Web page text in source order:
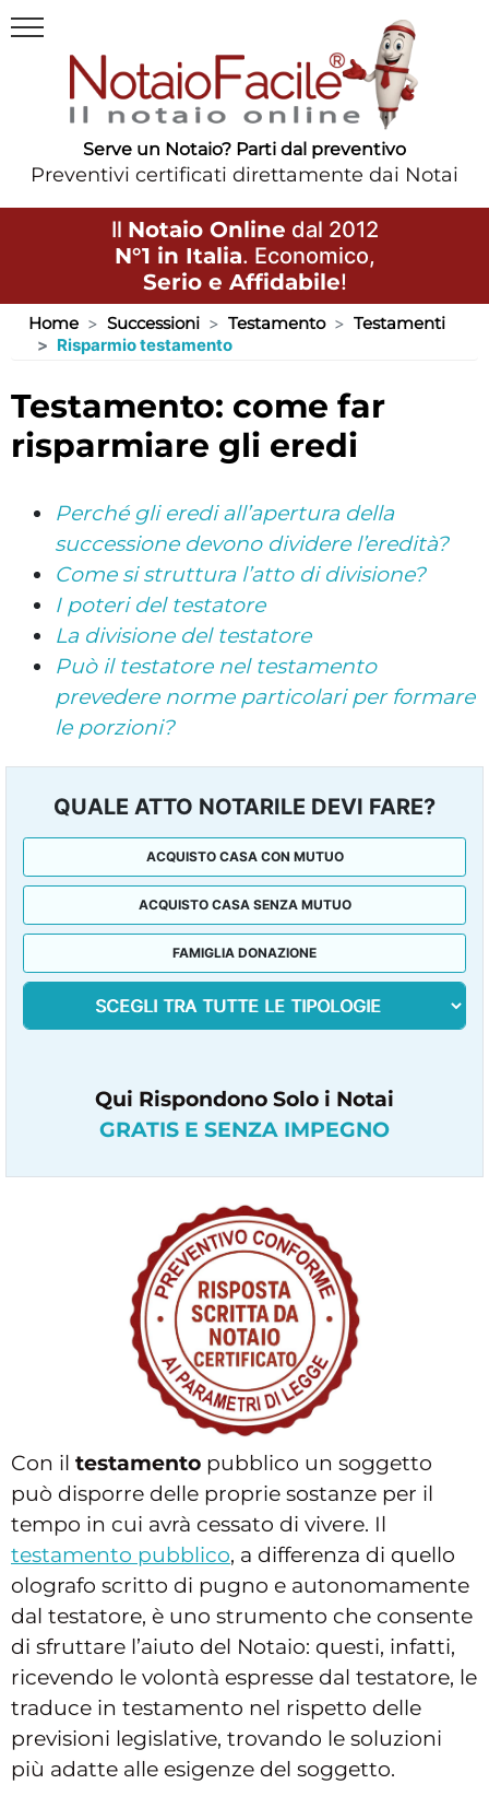
Serve un Notaio? Parti dal preventivo
Preventivi certificati direttamente dai Notai
Il Notaio Online dal 2012
N°1 in Italia. Economico,
Serio e Affidabile!
Home Successioni Testamento
Testamenti
Risparmio testamento
testamento: come far
risparmiare gli eredi
Perché gli eredi all’apertura della
successione devono dividere l’eredità?
Come si struttura l’atto di divisione?
I poteri del testatore
La divisione del testatore
Può il testatore nel testamento
prevedere norme particolari per formare
le porzioni?
QUALE ATTO NOTARILE DEVI FARE?
ACQUISTO CASA CON MUTUO
ACQUISTO CASA SENZA MUTUO
FAMIGLIA DONAZIONE
Qui Rispondono Solo i Notai
GRATIS E SENZA IMPEGNO
Con il testamento pubblico un soggetto
può disporre delle proprie sostanze per il
tempo in cui avrà cessato di vivere. Il
testamento pubblico, a differenza di quello
olografo scritto di pugno e autonomamente
dal testatore, è uno strumento che consente
di sfruttare l’aiuto del Notaio: questi, infatti,
ricevendo le volontà espresse dal testatore, le
traduce in testamento nel rispetto delle
previsioni legislative, trovando le soluzioni
più adatte alle esigenze del soggetto.